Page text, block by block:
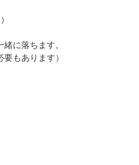
に落ちます。
もあります）